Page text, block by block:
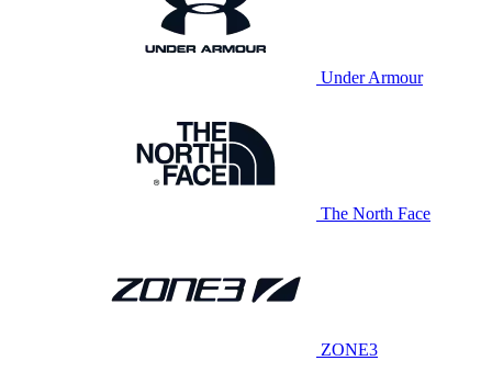
Under Armour
The North Face
ZONE3